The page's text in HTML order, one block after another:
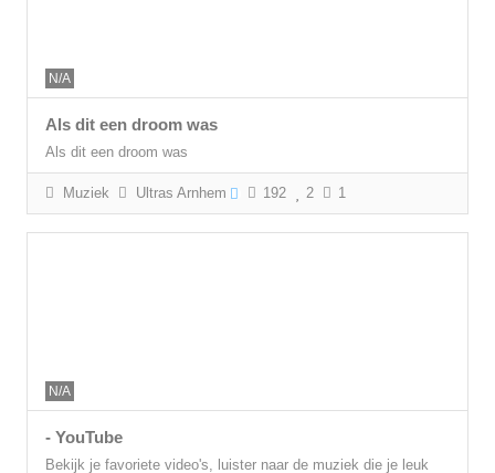
N/A
Als dit een droom was
Als dit een droom was
Muziek Ultras Arnhem 192 2 1
N/A
- YouTube
Bekijk je favoriete video's, luister naar de muziek die je leuk